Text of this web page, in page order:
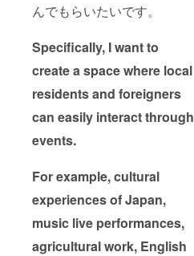
んでもらいたいです。
Specifically, I want to
create a space where local
residents and foreigners
can easily interact through
events.
For example, cultural
experiences of Japan,
music live performances,
agricultural work, English